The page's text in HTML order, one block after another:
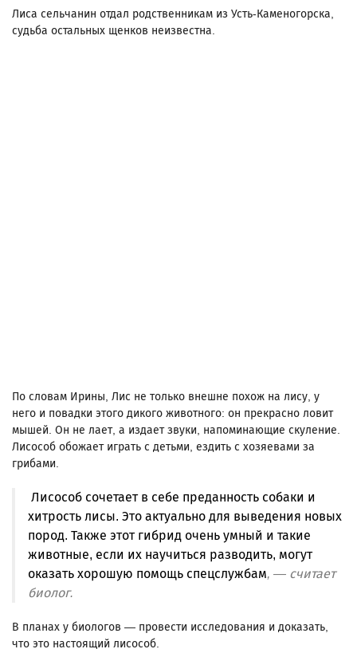
Лиса сельчанин отдал родственникам из Усть-Каменогорска,
судьба остальных щенков неизвестна.
По словам Ирины, Лис не только внешне похож на лису, у
него и повадки этого дикого животного: он прекрасно ловит
мышей. Он не лает, а издает звуки, напоминающие скуление.
Лисособ обожает играть с детьми, ездить с хозяевами за
грибами.
Лисособ сочетает в себе преданность собаки и
хитрость лисы. Это актуально для выведения новых
пород. Также этот гибрид очень умный и такие
животные, если их научиться разводить, могут
оказать хорошую помощь спецслужбам, — считает
биолог.
В планах у биологов — провести исследования и доказать,
что это настоящий лисособ.